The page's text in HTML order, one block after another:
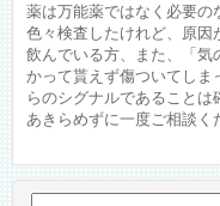
薬は万能薬ではなく必要の
色々検査したけれど、原
飲んでいる方、また、「気
かって貰えず傷ついてしま
らのシグナルであることは
あきらめずに一度ご相談く